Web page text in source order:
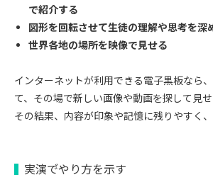
で紹介する
図形を回転させて生徒の理解や思考を深
世界各地の場所を映像で見せる
インターネットが利用できる電子黒板なら
て、その場で新しい画像や動画を探して見せ
その結果、内容が印象や記憶に残りやすく、
実演で゙やり方を示す